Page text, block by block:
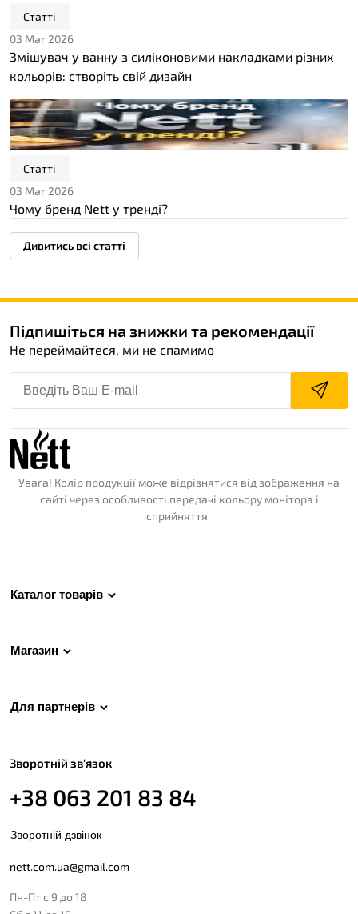
Статті
03 Mar 2026
Змішувач у ванну з силіконовими накладками різних
кольорів: створіть свій дизайн
Статті
03 Mar 2026
Чому бренд Nett у тренді?
Дивитись всі статті
Підпишіться на знижки та рекомендації
Не переймайтеся, ми не спамимо
Увага! Колір продукції може відрізнятися від зображення на
сайті через особливості передачі кольору монітора і
сприйняття.
Каталог товарів
Магазин
Для партнерів
Зворотній зв'язок
+38 063 201 83 84
Зворотній дзвінок
nett.com.ua@gmail.com
Пн-Пт с 9 до 18